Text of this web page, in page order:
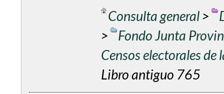
Consulta general>
>
Fondo Junta
Censos electorales
Libro antiguo 765